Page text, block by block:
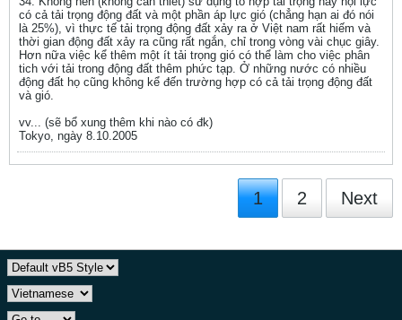
có cả tải trọng động đất và một phần áp lực gió (chẳng hạn ai đó nói
là 25%), vì thực tế tải trọng động đất xảy ra ở Việt nam rất hiếm và
thời gian động đất xảy ra cũng rất ngắn, chỉ trong vòng vài chục giây.
Hơn nữa việc kể thêm một ít tải trọng gió có thể làm cho việc phân
tich với tải trong động đất thêm phức tạp. Ở những nước có nhiều
động đất họ cũng không kể đến trường hợp có cả tải trọng động đất
và gió.
vv... (sẽ bổ xung thêm khi nào có đk)
Tokyo, ngày 8.10.2005
1 2 Next